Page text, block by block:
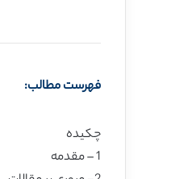
فهرست مطالب:
چکیده
1 – مقدمه